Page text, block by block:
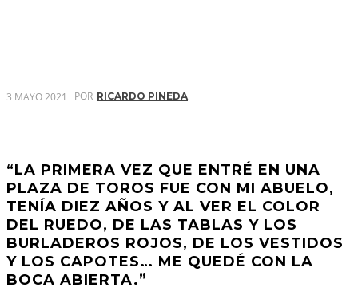
3 MAYO 2021 POR RICARDO PINEDA
“LA PRIMERA VEZ QUE ENTRÉ EN UNA
PLAZA DE TOROS FUE CON MI ABUELO,
TENÍA DIEZ AÑOS Y AL VER EL COLOR
DEL RUEDO, DE LAS TABLAS Y LOS
BURLADEROS ROJOS, DE LOS VESTIDOS
Y LOS CAPOTES… ME QUEDÉ CON LA
BOCA ABIERTA.”